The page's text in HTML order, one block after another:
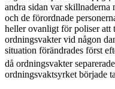
andra sidan var skillnaderna
och de förordnade
heller ovanligt för poliser att
ordningsvakter vid någon
situation förändrades först
då ordningsvakter
ordningsvaktsyrket började